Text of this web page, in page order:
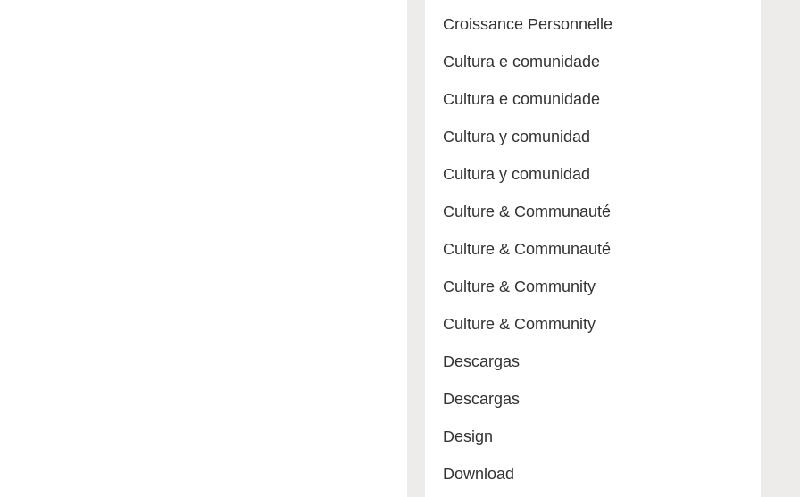
Croissance Personnelle
Cultura e comunidade
Cultura e comunidade
Cultura y comunidad
Cultura y comunidad
Culture & Communauté
Culture & Communauté
Culture & Community
Culture & Community
Descargas
Descargas
Design
Download